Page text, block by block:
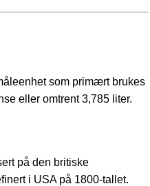
som primært brukes
eller omtrent 3,785 liter.
på den britiske
i USA på 1800-tallet.